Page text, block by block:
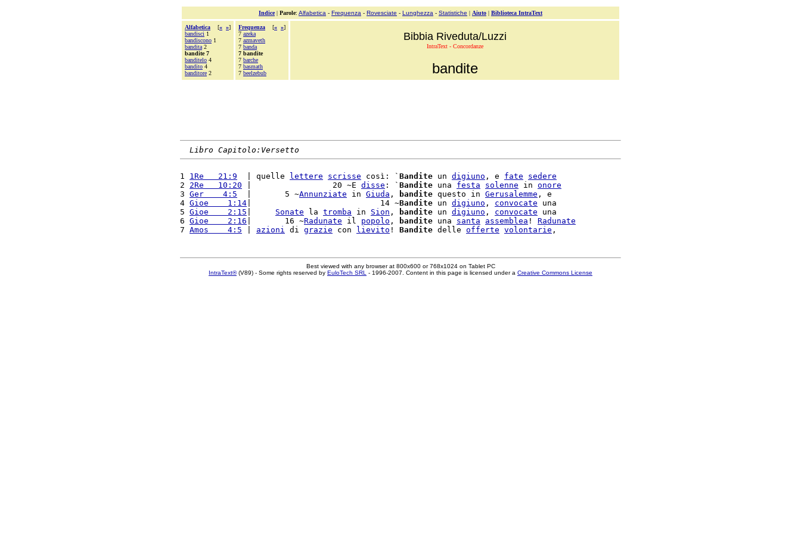
Indice| Parole: Alfabetica - Frequenza - Rovesciate - Lunghezza - Statistiche | Aiuto | Biblioteca IntraText
Alfabetica [« »]
bandisci 1
bandiscono 1
bandita 2
bandite 7
banditelo 4
bandito 4
banditore 2
Frequenza [« »]
7 azeka
7 azmaveth
7 banda
7 bandite
7 barche
7 basmath
7 beelzebub
Bibbia Riveduta/Luzzi
IntraText - Concordanze
bandite
Libro Capitolo:Versetto
1 1Re   21:9
  | quelle
lettere scrisse così: ` Bandite un digiuno , e fate
sedere
2 2Re   10:20 |                 20 ~E disse : ` Bandite una festa solenne in onore
3 Ger    4:5
  |       5 ~
Annunziate in Giuda , bandite questo in Gerusalemme , e
4 Gioe    1:14 |                           14 ~Bandite un digiuno , convocate una
5 Gioe    2:15 Sonate la tromba in Sion , bandite un digiuno , convocate una
6 Gioe    2:16 |       16 ~Radunate il popolo , bandite una santa assemblea ! Radunate
7 Amos    4:5 azioni di grazie con lievito ! Bandite delle offerte volontarie
Best viewed with any browser at 800x600 or 768x1024 on Tablet PC
IntraText®(V89) - Some rights reserved by EuloTech SRL - 1996-2007. Content in this page is licensed under a Creative Commons License